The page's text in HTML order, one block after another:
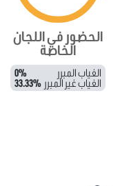
الحضور في اللجان
الخاصة
الغياب المبرر 0%
الغياب غير المبرر 33.33%